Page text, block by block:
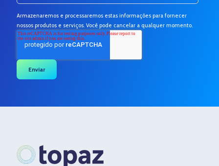
Armazenaremos e processaremos estas informações para fornecer
nossos produtos e serviços. Você pode cancelar a qualquer momento.